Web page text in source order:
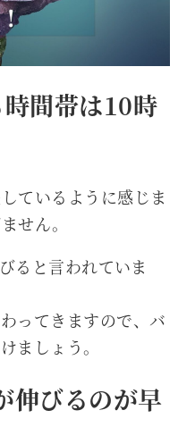
間帯は10時
ているように感じま
せん。
ると言われていま
ってきますので、バ
ましょう。
伸びるのが早